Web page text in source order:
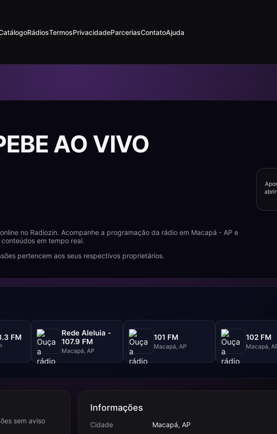
RádiosTermosPrivacidadeParceriasContatoAjuda
AO VIVO
no Radiozin. Acompanhe a programação da rádio em Macapá - AP e
em tempo real.
pertencem aos seus respectivos proprietários.
FM
Rede Aleluia -
107.9 FM
Macapá, AP
101 FM
Macapá, AP
102 FM
Macapá,
sem aviso
Informações
Cidade
Macapá, AP